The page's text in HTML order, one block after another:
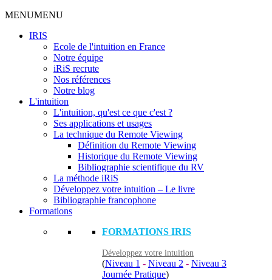
MENUMENU
IRIS
Ecole de l'intuition en France
Notre équipe
iRiS recrute
Nos références
Notre blog
L'intuition
L'intuition, qu'est ce que c'est ?
Ses applications et usages
La technique du Remote Viewing
Définition du Remote Viewing
Historique du Remote Viewing
Bibliographie scientifique du RV
La méthode iRiS
Développez votre intuition – Le livre
Bibliographie francophone
Formations
FORMATIONS IRIS
Développez votre intuition
(Niveau 1 - Niveau 2 - Niveau 3
Journée Pratique)